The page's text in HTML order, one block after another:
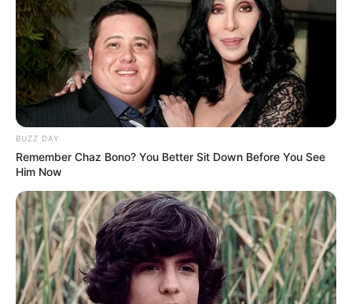
und Stadtfeste):
Hallesches Laternenfest
Eisleber Wiesenmarkt
Links zu Veranstaltungen in Sachsen-Anhalt:
Händel Festspiele in Halle
Veranstaltungen in den anderen Bundesländern:
Veranstaltungsübersichten nach Bundesländern
Ob Frühlingsbeginn, Ausstellungseröffnung, Vorlesung,
BUZZ DAY
Remember Chaz Bono? You Better Sit Down Before You See
Him Now